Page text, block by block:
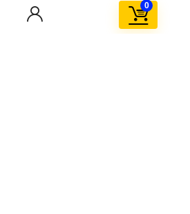
0
trả miễn phí, thanh toán khi nhận hàng và